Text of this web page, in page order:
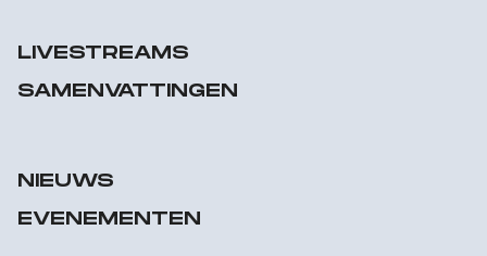
LIVESTREAMS
SAMENVATTINGEN
NIEUWS
EVENEMENTEN